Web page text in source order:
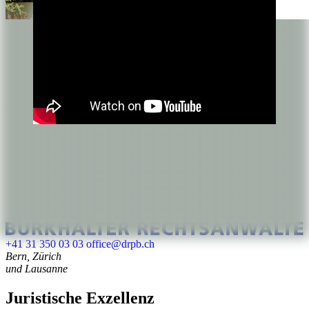
+41 31 350 03 03 office@drpb.ch
Bern, Zürich
und Lausanne
Juristische Exzellenz